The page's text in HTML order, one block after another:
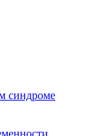
синдроме